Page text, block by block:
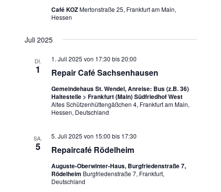
Café KOZMertonstraße 25, Frankfurt am Main,
Hessen
Juli 2025
DI.
1 Repair Café Sachsenhausen
1. Juli 2025 von 17:30 bis20:00
Gemeindehaus St. Wendel, Anreise: Bus (z.B. 36)
Haltestelle > Frankfurt (Main) Südfriedhof West
Altes Schützenhüttengäßchen 4, Frankfurt am Main,
Hessen, Deutschland
SA.
5 Repaircafé Rödelheim
5. Juli 2025 von 15:00 bis 17:30
Auguste-Oberwinter-Haus, Burgfriedenstraße 7,
Rödelheim Burgfriedenstraße 7, Frankfurt,
Deutschland